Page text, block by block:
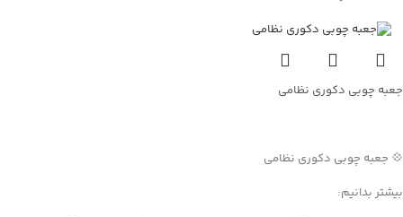
جعبه چوبی دکوری نظامی
💠 جعبه چوبی دکوری نظامی
بیشتر بدانیم: